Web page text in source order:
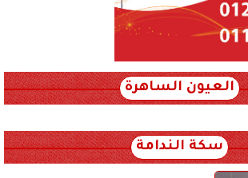
العيون الساهرة
سكة الندامة